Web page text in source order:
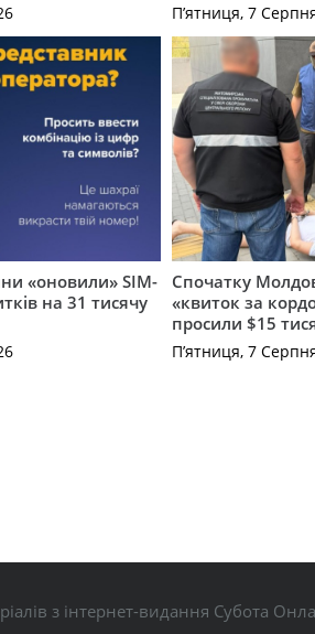
П’ятниця, 7
«оновили» SIM-
на 31 тисячу
Спочатку
«квиток за
просили $15
П’ятниця, 7
з інтернет-видання Субота